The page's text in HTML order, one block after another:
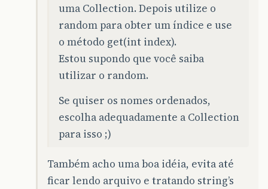
uma Collection. Depois utilize o
random para obter um índice e use
o método get(int index).
Estou supondo que você saiba
utilizar o random.
Se quiser os nomes ordenados,
escolha adequadamente a Collection
para isso ;)
Também acho uma boa idéia, evita até
ficar lendo arquivo e tratando string’s